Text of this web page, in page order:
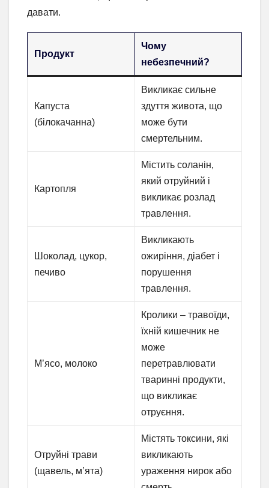
давати.
Продукт
Чому
небезпечний?
Капуста
(білокачанна)
Викликає сильне
здуття живота, що
може бути
смертельним.
Картопля
Містить соланін,
який отруйний і
викликає розлад
травлення.
Шоколад, цукор,
печиво
Викликають
ожиріння, діабет і
порушення
травлення.
М’ясо, молоко
Кролики – травоїди,
їхній кишечник не
може
перетравлювати
тваринні продукти,
що викликає
отруєння.
Отруйні трави
(щавель, м’ята)
Містять токсини, які
викликають
ураження нирок або